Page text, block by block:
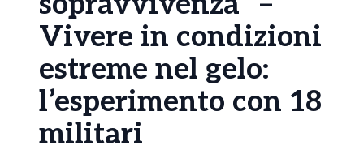
Vivere in condizioni
estreme nel gelo:
l’esperimento con 18
militari